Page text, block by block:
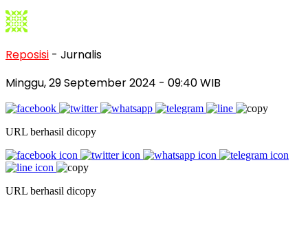
Reposisi - Jurnalis
Minggu, 29 September 2024 - 09:40 WIB
URL berhasil dicopy
URL berhasil dicopy